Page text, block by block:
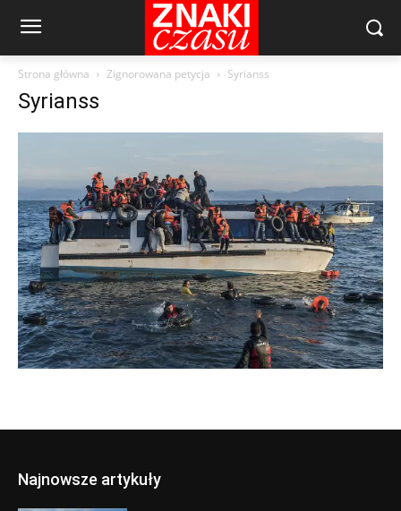
Strona główna Zignorowana petycja Syrianss
Syrianss
Najnowsze artykuły